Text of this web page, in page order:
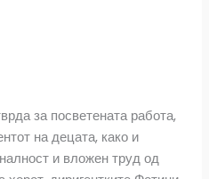
за посветената работа,
на децата, како и
и вложен труд од